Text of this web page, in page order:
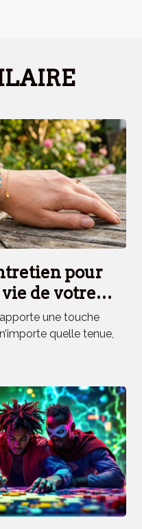
pour
de votre
une touche
quelle tenue,